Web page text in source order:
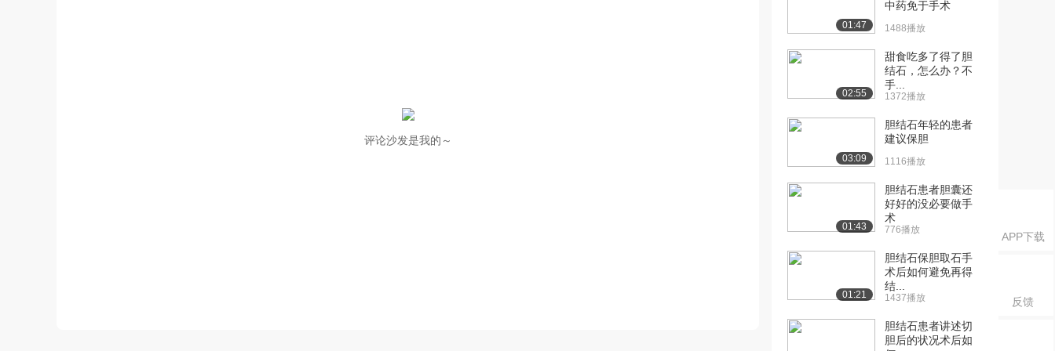
APP下载
反馈
评论沙发是我的～
01:47
中药免于手术
1488播放
02:55
甜食吃多了得了胆
结石，怎么办？不
手...
1372播放
03:09
胆结石年轻的患者
建议保胆
1116播放
01:43
胆结石患者胆囊还
好好的没必要做手
术
776播放
01:21
胆结石保胆取石手
术后如何避免再得
结...
1437播放
胆结石患者讲述切
胆后的状况术后如